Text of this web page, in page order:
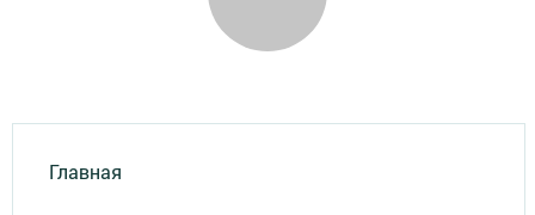
Главная